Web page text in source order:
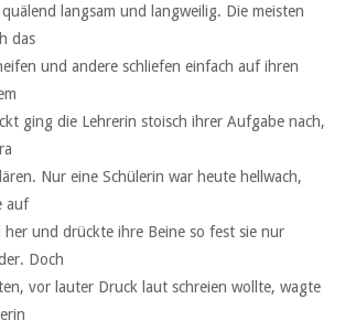
langsam und langweilig. Die meisten
das
und andere schliefen einfach auf ihren
ging die Lehrerin stoisch ihrer Aufgabe nach,
Nur eine Schülerin war heute hellwach,
auf
und drückte ihre Beine so fest sie nur
Doch
vor lauter Druck laut schreien wollte, wagte